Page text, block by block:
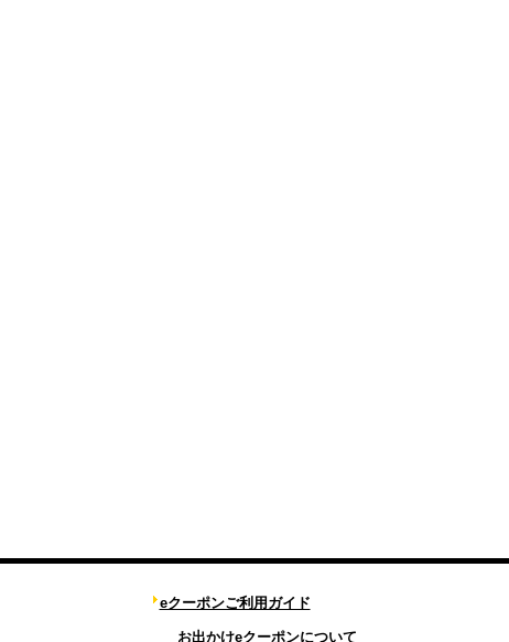
eクーポンご利用ガイド
お出かけeクーポンについて